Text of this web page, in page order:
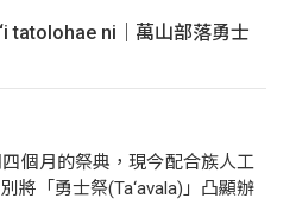
tatolohae ni｜萬山部落勇士
個月的祭典，現今配合族人工
將「勇士祭(Ta‘avala)」凸顯辦